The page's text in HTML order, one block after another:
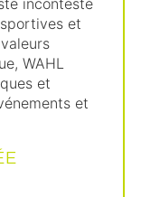
et
WAHL
et
et